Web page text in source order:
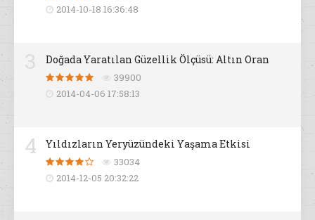
2014-10-18 16:36:48
Doğada Yaratılan Güzellik Ölçüsü: Altın Oran
39900
2014-04-06 17:58:13
4 Yıldızların Yeryüzündeki Yaşama Etkisi
33034
2014-12-05 20:32:22